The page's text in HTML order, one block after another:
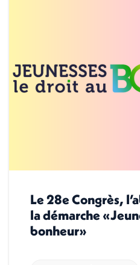
Le 28e Congrès,
la démarche
bonheur»